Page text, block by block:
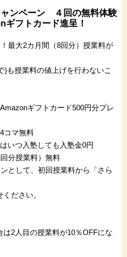
ンペーン ４回の無料体験
ギフトカード進呈！
最大2カ月間（8回分）授業料が
も授業料の値上げを行わないこ
ギフトカード500円分プレ
コマ無料
いつ入塾しても入塾金0円
分授業料）無料
として、初回授業料から「さら
ださい。
は2人目の授業料が10％OFFにな